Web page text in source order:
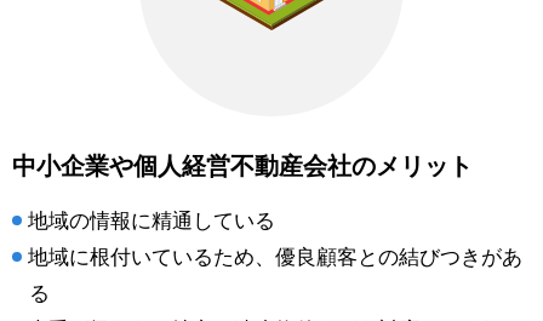
中小企業や個人経営不動産会社のメリット
地域の情報に精通している
地域に根付いているため、優良顧客との結びつきがあ
る